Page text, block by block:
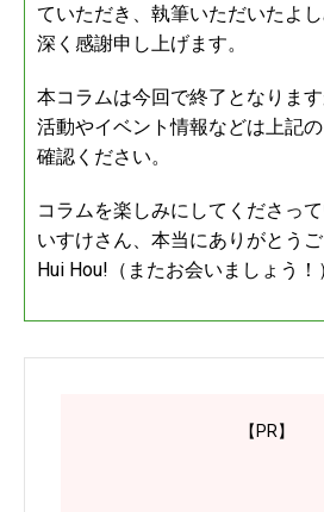
ていただき、執筆いただいたよ
深く感謝申し上げます。
本コラムは今回で終了となりま
活動やイベント情報などは上記
確認ください。
コラムを楽しみにしてくださっ
いすけさん、本当にありがとう
Hui Hou!（またお会いましょう！
【PR】